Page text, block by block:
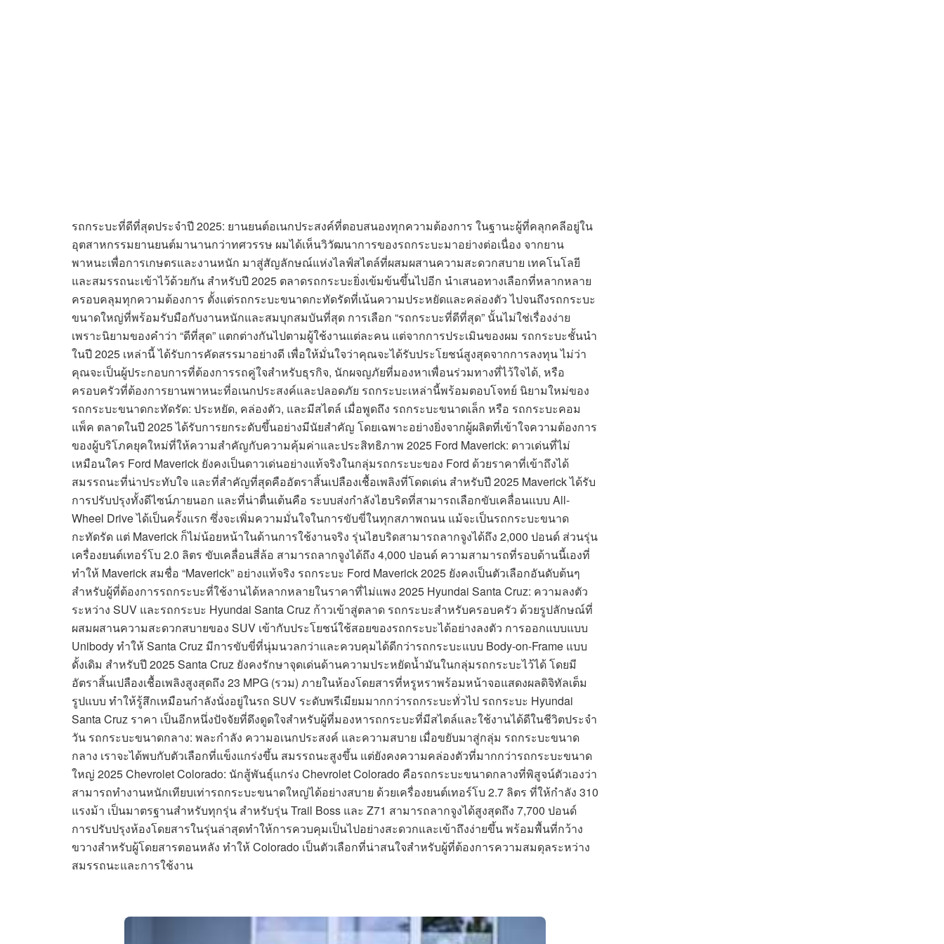
รถกระบะที่ดีที่สุดประจำปี 2025: ยานยนต์อเนกประสงค์ที่ตอบสนองทุกความต้องการ ในฐานะผู้ที่คลุกคลีอยู่ใน
อุตสาหกรรมยานยนต์มานานกว่าทศวรรษ ผมได้เห็นวิวัฒนาการของรถกระบะมาอย่างต่อเนื่อง จากยาน
พาหนะเพื่อการเกษตรและงานหนัก มาสู่สัญลักษณ์แห่งไลฟ์สไตล์ที่ผสมผสานความสะดวกสบาย เทคโนโลยี
และสมรรถนะเข้าไว้ด้วยกัน สำหรับปี 2025 ตลาดรถกระบะยิ่งเข้มข้นขึ้นไปอีก นำเสนอทางเลือกที่หลากหลาย
ครอบคลุมทุกความต้องการ ตั้งแต่รถกระบะขนาดกะทัดรัดที่เน้นความประหยัดและคล่องตัว ไปจนถึงรถกระบะ
ขนาดใหญ่ที่พร้อมรับมือกับงานหนักและสมบุกสมบันที่สุด การเลือก “รถกระบะที่ดีที่สุด” นั้นไม่ใช่เรื่องง่าย
เพราะนิยามของคำว่า “ดีที่สุด” แตกต่างกันไปตามผู้ใช้งานแต่ละคน แต่จากการประเมินของผม รถกระบะชั้นนำ
ในปี 2025 เหล่านี้ ได้รับการคัดสรรมาอย่างดี เพื่อให้มั่นใจว่าคุณจะได้รับประโยชน์สูงสุดจากการลงทุน ไม่ว่า
คุณจะเป็นผู้ประกอบการที่ต้องการรถคู่ใจสำหรับธุรกิจ, นักผจญภัยที่มองหาเพื่อนร่วมทางที่ไว้ใจได้, หรือ
ครอบครัวที่ต้องการยานพาหนะที่อเนกประสงค์และปลอดภัย รถกระบะเหล่านี้พร้อมตอบโจทย์ นิยามใหม่ของ
รถกระบะขนาดกะทัดรัด: ประหยัด, คล่องตัว, และมีสไตล์ เมื่อพูดถึง รถกระบะขนาดเล็ก หรือ รถกระบะคอม
แพ็ค ตลาดในปี 2025 ได้รับการยกระดับขึ้นอย่างมีนัยสำคัญ โดยเฉพาะอย่างยิ่งจากผู้ผลิตที่เข้าใจความต้องการ
ของผู้บริโภคยุคใหม่ที่ให้ความสำคัญกับความคุ้มค่าและประสิทธิภาพ 2025 Ford Maverick: ดาวเด่นที่ไม่
เหมือนใคร Ford Maverick ยังคงเป็นดาวเด่นอย่างแท้จริงในกลุ่มรถกระบะของ Ford ด้วยราคาที่เข้าถึงได้
สมรรถนะที่น่าประทับใจ และที่สำคัญที่สุดคืออัตราสิ้นเปลืองเชื้อเพลิงที่โดดเด่น สำหรับปี 2025 Maverick ได้รับ
การปรับปรุงทั้งดีไซน์ภายนอก และที่น่าตื่นเต้นคือ ระบบส่งกำลังไฮบริดที่สามารถเลือกขับเคลื่อนแบบ All-
Wheel Drive ได้เป็นครั้งแรก ซึ่งจะเพิ่มความมั่นใจในการขับขี่ในทุกสภาพถนน แม้จะเป็นรถกระบะขนาด
กะทัดรัด แต่ Maverick ก็ไม่น้อยหน้าในด้านการใช้งานจริง รุ่นไฮบริดสามารถลากจูงได้ถึง 2,000 ปอนด์ ส่วนรุ่น
เครื่องยนต์เทอร์โบ 2.0 ลิตร ขับเคลื่อนสี่ล้อ สามารถลากจูงได้ถึง 4,000 ปอนด์ ความสามารถที่รอบด้านนี้เองที่
ทำให้ Maverick สมชื่อ “Maverick” อย่างแท้จริง รถกระบะ Ford Maverick 2025 ยังคงเป็นตัวเลือกอันดับต้นๆ
สำหรับผู้ที่ต้องการรถกระบะที่ใช้งานได้หลากหลายในราคาที่ไม่แพง 2025 Hyundai Santa Cruz: ความลงตัว
ระหว่าง SUV และรถกระบะ Hyundai Santa Cruz ก้าวเข้าสู่ตลาด รถกระบะสำหรับครอบครัว ด้วยรูปลักษณ์ที่
ผสมผสานความสะดวกสบายของ SUV เข้ากับประโยชน์ใช้สอยของรถกระบะได้อย่างลงตัว การออกแบบแบบ
Unibody ทำให้ Santa Cruz มีการขับขี่ที่นุ่มนวลกว่าและควบคุมได้ดีกว่ารถกระบะแบบ Body-on-Frame แบบ
ดั้งเดิม สำหรับปี 2025 Santa Cruz ยังคงรักษาจุดเด่นด้านความประหยัดน้ำมันในกลุ่มรถกระบะไว้ได้ โดยมี
อัตราสิ้นเปลืองเชื้อเพลิงสูงสุดถึง 23 MPG (รวม) ภายในห้องโดยสารที่หรูหราพร้อมหน้าจอแสดงผลดิจิทัลเต็ม
รูปแบบ ทำให้รู้สึกเหมือนกำลังนั่งอยู่ในรถ SUV ระดับพรีเมียมมากกว่ารถกระบะทั่วไป รถกระบะ Hyundai
Santa Cruz ราคา เป็นอีกหนึ่งปัจจัยที่ดึงดูดใจสำหรับผู้ที่มองหารถกระบะที่มีสไตล์และใช้งานได้ดีในชีวิตประจำ
วัน รถกระบะขนาดกลาง: พละกำลัง ความอเนกประสงค์ และความสบาย เมื่อขยับมาสู่กลุ่ม รถกระบะขนาด
กลาง เราจะได้พบกับตัวเลือกที่แข็งแกร่งขึ้น สมรรถนะสูงขึ้น แต่ยังคงความคล่องตัวที่มากกว่ารถกระบะขนาด
ใหญ่ 2025 Chevrolet Colorado: นักสู้พันธุ์แกร่ง Chevrolet Colorado คือรถกระบะขนาดกลางที่พิสูจน์ตัวเองว่า
สามารถทำงานหนักเทียบเท่ารถกระบะขนาดใหญ่ได้อย่างสบาย ด้วยเครื่องยนต์เทอร์โบ 2.7 ลิตร ที่ให้กำลัง 310
แรงม้า เป็นมาตรฐานสำหรับทุกรุ่น สำหรับรุ่น Trail Boss และ Z71 สามารถลากจูงได้สูงสุดถึง 7,700 ปอนด์
การปรับปรุงห้องโดยสารในรุ่นล่าสุดทำให้การควบคุมเป็นไปอย่างสะดวกและเข้าถึงง่ายขึ้น พร้อมพื้นที่กว้าง
ขวางสำหรับผู้โดยสารตอนหลัง ทำให้ Colorado เป็นตัวเลือกที่น่าสนใจสำหรับผู้ที่ต้องการความสมดุลระหว่าง
สมรรถนะและการใช้งาน